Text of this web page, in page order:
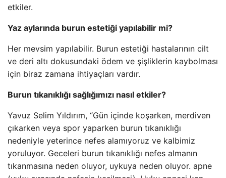
etkiler.
Yaz aylarında burun estetiği yapılabilir mi?
Her mevsim yapılabilir. Burun estetiği hastalarının cilt
ve deri altı dokusundaki ödem ve şişliklerin kaybolması
için biraz zamana ihtiyaçları vardır.
Burun tıkanıklığı sağlığımızı nasıl etkiler?
Yavuz Selim Yıldırım, “Gün içinde koşarken, merdiven
çıkarken veya spor yaparken burun tıkanıklığı
nedeniyle yeterince nefes alamıyoruz ve kalbimiz
yoruluyor. Geceleri burun tıkanıklığı nefes almanın
tıkanmasına neden oluyor, uykuya neden oluyor. apne